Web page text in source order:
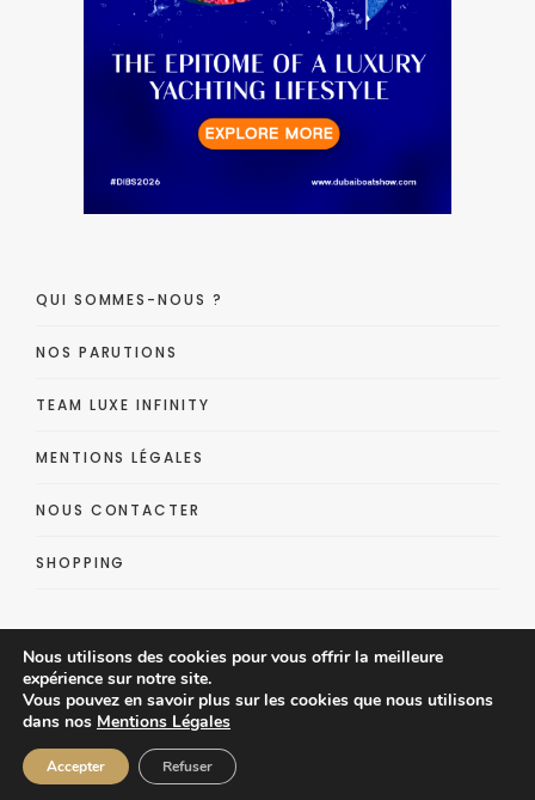
QUI SOMMES-NOUS ?
NOS PARUTIONS
TEAM LUXE INFINITY
MENTIONS LÉGALES
NOUS CONTACTER
SHOPPING
Luxe Infinity - Lifestyle Luxe Magazine
Nous utilisons des cookies pour vous offrir la meilleure
expérience sur notre site.
Vous pouvez en savoir plus sur les cookies que nous utilisons
dans nos Mentions Légales
Accepter Refuser